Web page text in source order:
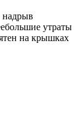
надрыв
утраты
на крышках